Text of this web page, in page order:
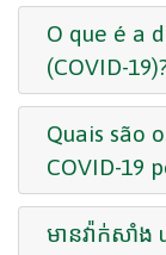
O que é a
(COVID-
Quais são
COVID-19
មានវ៉ាក់សាំង